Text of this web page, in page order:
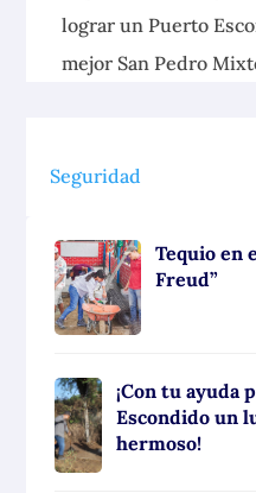
lograr un Puerto
mejor San Pedro
Seguridad
Tequio en
Freud”
¡Con tu ayuda
Escondido un
hermoso!